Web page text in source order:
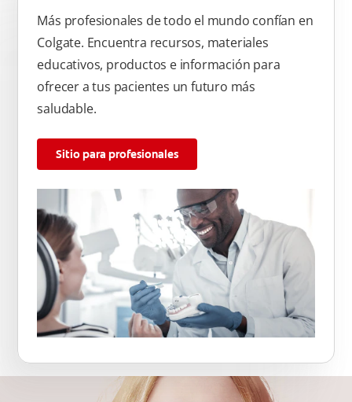
Más profesionales de todo el mundo confían en
Colgate. Encuentra recursos, materiales
educativos, productos e información para
ofrecer a tus pacientes un futuro más
saludable.
Sitio para profesionales